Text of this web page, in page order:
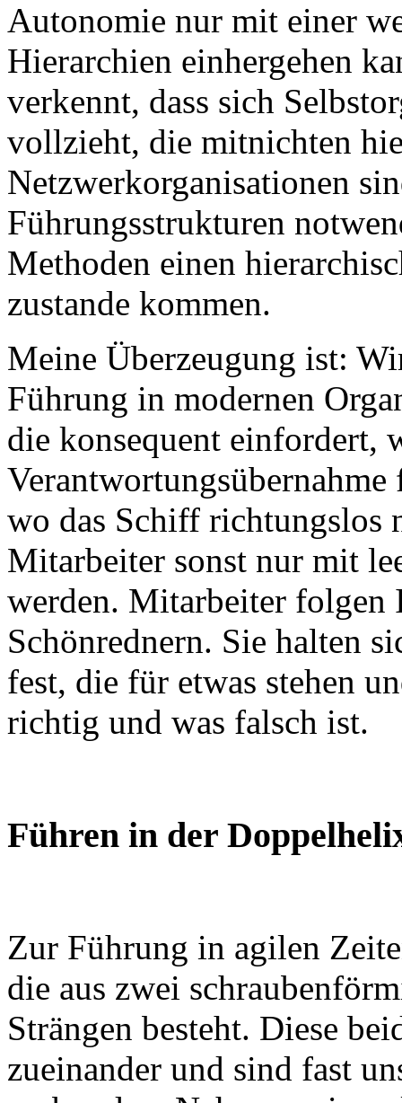
Autonomie nur mit einer
Hierarchien einhergehen
verkennt, dass sich
vollzieht, die mitnichten
Netzwerkorganisationen
Führungsstrukturen
Methoden einen
zustande kommen.
Meine Überzeugung ist:
Führung in modernen
die konsequent einfordert,
wo das Schiff richtungslos
Mitarbeiter sonst nur mit
werden. Mitarbeiter folgen
Schönrednern. Sie halten
fest, die für etwas stehen
richtig und was falsch ist.
Führen in der
Zur Führung in agilen
die aus zwei
Strängen besteht. Diese
zueinander und sind fast